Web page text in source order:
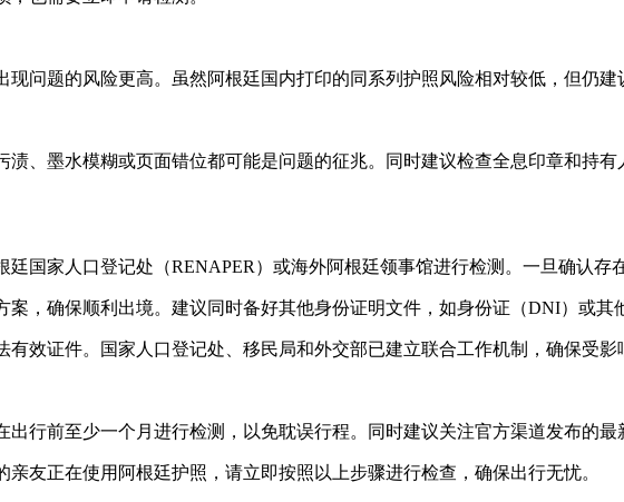
问题的风险更高。虽然阿根廷国内打印的同系列护照风险相对较低，但仍建
、墨水模糊或页面错位都可能是问题的征兆。同时建议检查全息印章和持
国家人口登记处（RENAPER）或海外阿根廷领事馆进行检测。一旦确认存
，确保顺利出境。建议同时备好其他身份证明文件，如身份证（DNI）或其
效证件。国家人口登记处、移民局和外交部已建立联合工作机制，确保受影
行前至少一个月进行检测，以免耽误行程。同时建议关注官方渠道发布的最
友正在使用阿根廷护照，请立即按照以上步骤进行检查，确保出行无忧。